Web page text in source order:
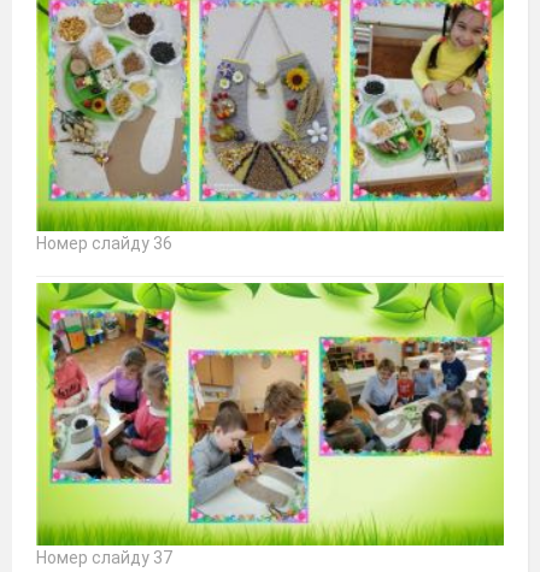
Номер слайду 36
Номер слайду 37